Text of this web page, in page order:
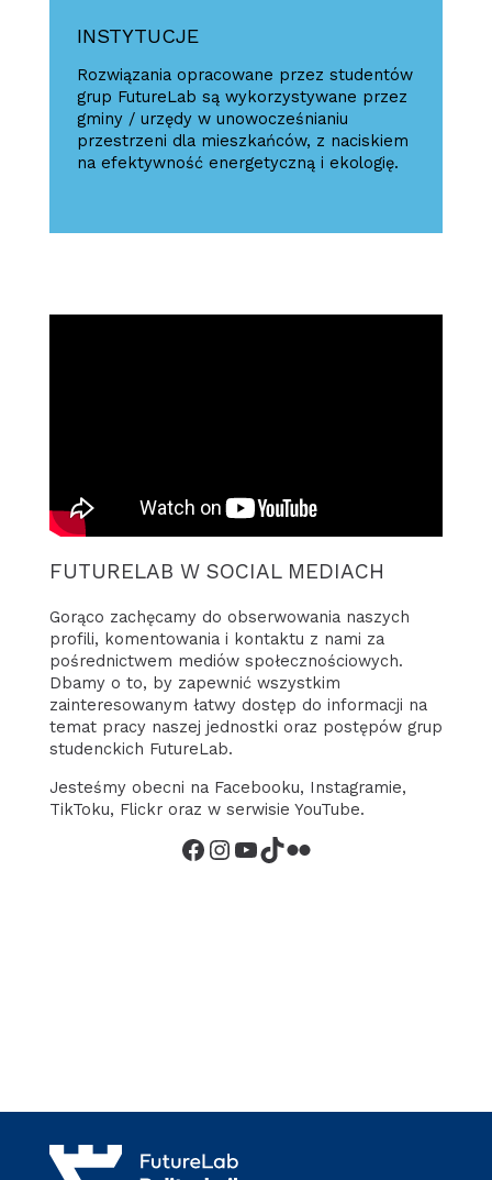
INSTYTUCJE
Rozwiązania opracowane przez studentów
grup FutureLab są wykorzystywane przez
gminy / urzędy w unowocześnianiu
przestrzeni dla mieszkańców, z naciskiem
na efektywność energetyczną i ekologię.
FUTURELAB W SOCIAL MEDIACH
Gorąco zachęcamy do obserwowania naszych
profili, komentowania i kontaktu z nami za
pośrednictwem mediów społecznościowych.
Dbamy o to, by zapewnić wszystkim
zainteresowanym łatwy dostęp do informacji na
temat pracy naszej jednostki oraz postępów grup
studenckich FutureLab.
Jesteśmy obecni na Facebooku, Instagramie,
TikToku, Flickr oraz w serwisie YouTube.
Facebook InstagramYouTube TikTok Flickr